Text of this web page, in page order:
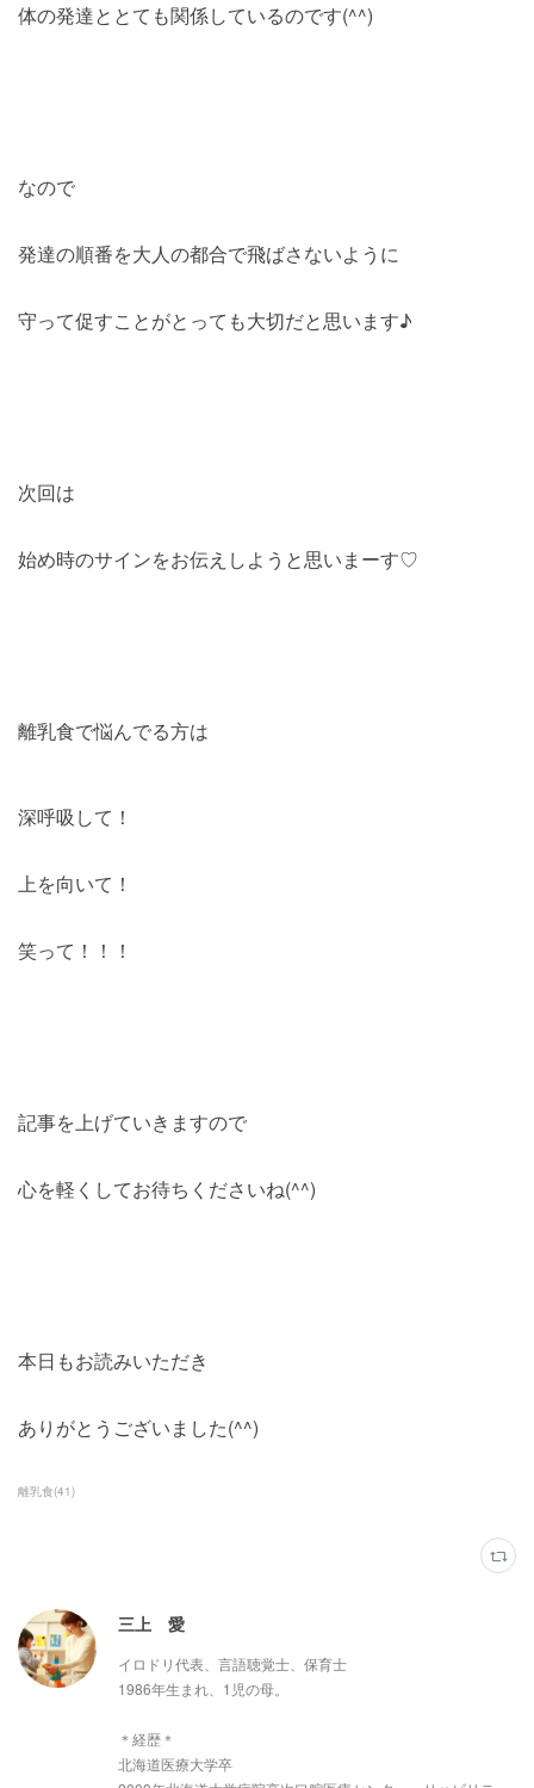
体の発達ととても関係しているのです(^^)
なので
発達の順番を大人の都合で飛ばさないように
守って促すことがとっても大切だと思います♪
次回は
始め時のサインをお伝えしようと思いまーす♡
離乳食で悩んでる方は
深呼吸して！
上を向いて！
笑って！！！
記事を上げていきますので
心を軽くしてお待ちくださいね(^^)
本日もお読みいただき
ありがとうございました(^^)
離乳食(41)
三上 愛
イロドリ代表、言語聴覚士、保育士
1986年生まれ、1児の母。
＊経歴＊
北海道医療大学卒